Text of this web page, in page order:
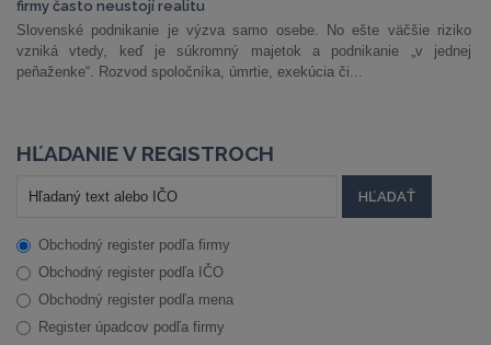
firmy často neustojí realitu
Slovenské podnikanie je výzva samo osebe. No ešte väčšie riziko
vzniká vtedy, keď je súkromný majetok a podnikanie „v jednej
peňaženke“. Rozvod spoločníka, úmrtie, exekúcia či...
HĽADANIE V REGISTROCH
Obchodný register podľa firmy
Obchodný register podľa IČO
Obchodný register podľa mena
Register úpadcov podľa firmy